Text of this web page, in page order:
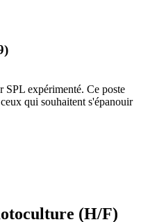
SPL expérimenté. Ce poste
qui souhaitent s'épanouir
(H/F)